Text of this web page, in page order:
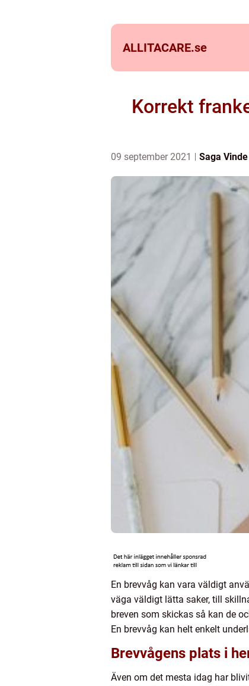
ALLITACARE.se
Korrekt
09 september 2021 Saga Vinde
En brevvåg kan vara väldigt
väga väldigt lätta saker, till
breven som skickas så kan de
En brevvåg kan helt enkelt
Brevvågens plats i
Även om det mesta idag har